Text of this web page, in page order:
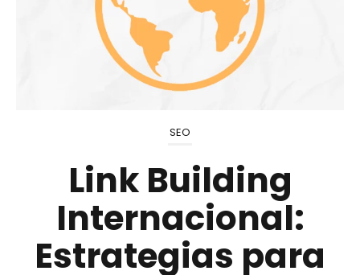
SEO
Link Building
Internacional:
Estrategias para